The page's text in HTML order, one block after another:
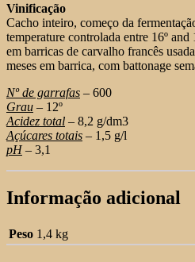
Vinificação
Cacho inteiro, começo da
temperature controlada entre 16º
em barricas de carvalho francês
meses em barrica, com battonage
Nº de garrafas – 600
Grau – 12º
Acidez total – 8,2 g/dm3
Açúcares totais – 1,5 g/l
pH – 3,1
Informação adicional
Peso 1,4 kg